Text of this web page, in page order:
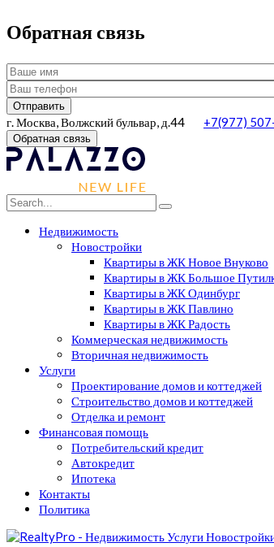
Обратная связь
г. Москва, Волжский бульвар, д.44 +7(977)
Обратная связь
Недвижимость
Новостройки
Квартиры в ЖК Новое Внуково
Квартиры в ЖК Большое
Квартиры в ЖК Одинбург
Квартиры в ЖК Павлино
Квартиры в ЖК Радость
Коммерческая недвижимость
Вторичная недвижимость
Услуги
Проектирование домов и коттеджей
Строительство домов и коттеджей
Отделка и ремонт
Финансовая помощь
Потребительский кредит
Автокредит
Ипотека
Контакты
Политика